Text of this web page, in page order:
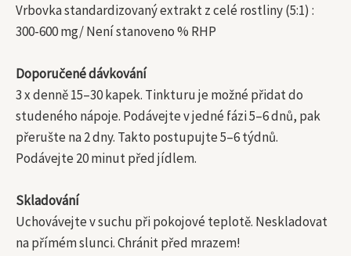
Vrbovka standardizovaný extrakt z celé rostliny (5:1) :
300-600 mg/ Není stanoveno % RHP
Doporučené dávkování
3 x denně 15–30 kapek. Tinkturu je možné přidat do
studeného nápoje. Podávejte v jedné fázi 5–6 dnů, pak
přerušte na 2 dny. Takto postupujte 5–6 týdnů.
Podávejte 20 minut před jídlem.
Skladování
Uchovávejte v suchu při pokojové teplotě. Neskladovat
na přímém slunci. Chránit před mrazem!